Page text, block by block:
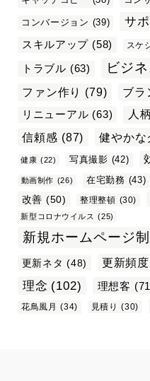
コンバージョン (39) サ
スキルアップ (58) スケ
トラブル (63) ビジ
ファン作り (79) ブラ
リニューアル (63) 人柄
信頼感 (87) 健やかな
健康 (22) 写真撮影 (42)
動画制作 (26) 在宅勤務 (43)
改善 (50) 整理整頓 (30)
新型コロナウイルス (25)
新規ホームページ
更新ネタ (48) 更新頻度
理念 (102) 理想客
花鳥風月 (34) 見積り (30)